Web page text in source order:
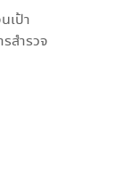
เป้า
สำรวจ